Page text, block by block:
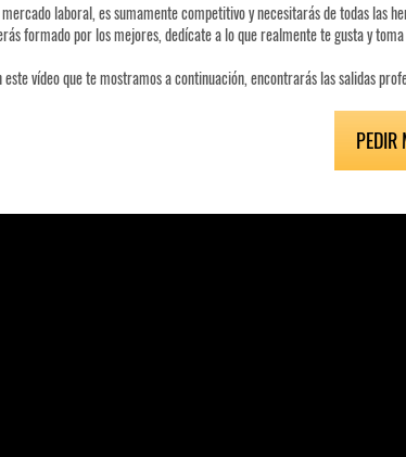
mercado laboral, es sumamente competitivo y necesitarás de todas las
formado por los mejores, dedícate a lo que realmente te gusta y
este vídeo que te mostramos a continuación, encontrarás las salidas